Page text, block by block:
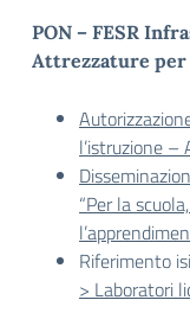
PON – FESR
Attrezzature
l’istruzione
“Per la
Riferimento
> Laboratori